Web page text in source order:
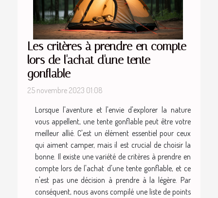
Les critères à prendre en compte
lors de l'achat d'une tente
gonflable
25 novembre 2023 01:08
Lorsque l'aventure et l'envie d'explorer la nature
vous appellent, une tente gonflable peut être votre
meilleur allié. C'est un élément essentiel pour ceux
qui aiment camper, mais il est crucial de choisir la
bonne. Il existe une variété de critères à prendre en
compte lors de l'achat d'une tente gonflable, et ce
n'est pas une décision à prendre à la légère. Par
conséquent, nous avons compilé une liste de points